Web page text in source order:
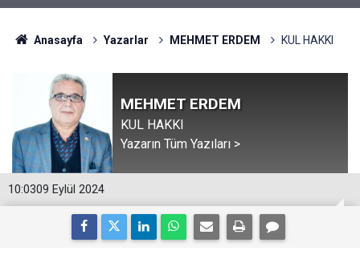
Anasayfa Yazarlar MEHMET ERDEM KUL HAKKI
MEHMET ERDEM
KUL HAKKI
Yazarın Tüm Yazıları >
10:0309 Eylül 2024